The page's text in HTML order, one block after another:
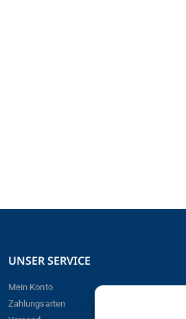
UNSER SERVICE
Mein Konto
Zahlungsarten